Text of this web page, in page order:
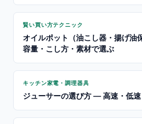
賢い買い方テクニック
オイルポット（油こし器・揚げ油
容量・こし方・素材で選ぶ
キッチン家電・調理器具
ジューサーの選び方 — 高速・低